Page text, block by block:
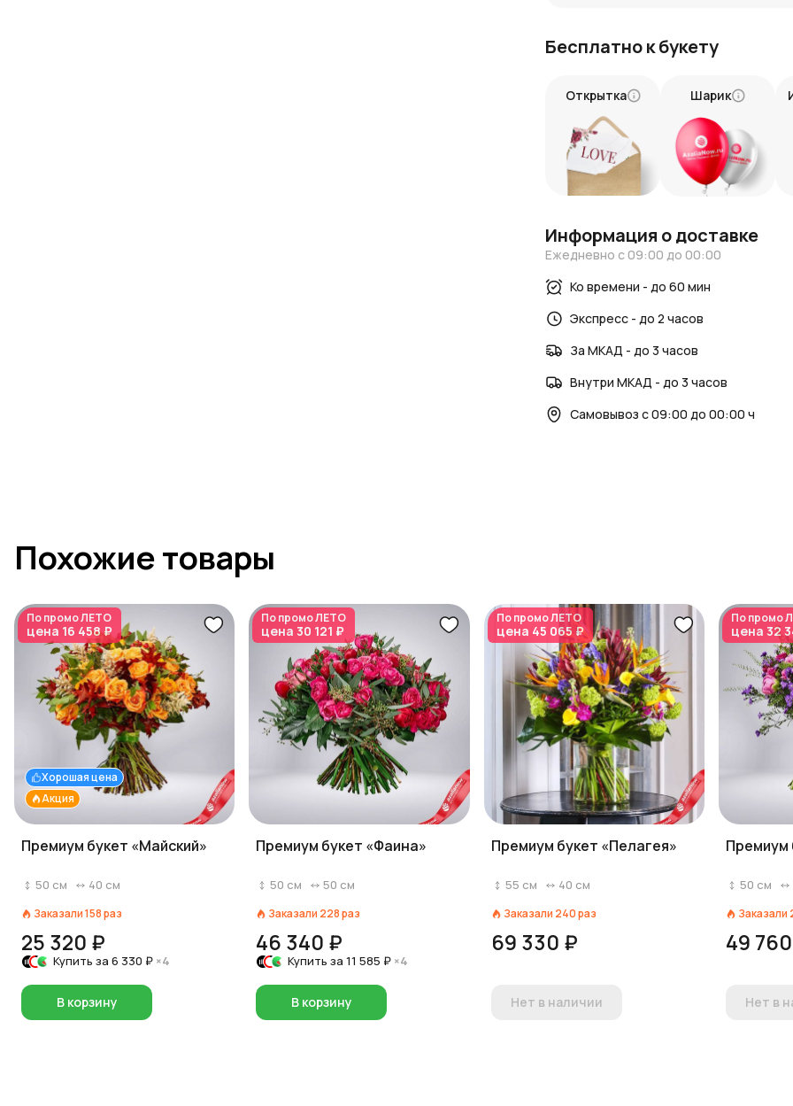
Элитная доставка:гарантируем
Премиум букет «Любовь» — это
на языке цветов. Закажите эту
короткие сроки, чтобы порадовать
Бесплатно к букету
Открытка Шарик
Информация о доставке
Ежедневно с 09:00 до 00:00
Ко времени - до 60 мин
Экспресс - до 2 часов
За МКАД - до 3 часов
Внутри МКАД - до 3 часов
Самовывоз с 09:00 до 00:00 ч
Похожие товары
По промоЛЕТО
цена 16 458 ₽
Акция
Хорошая цена
Премиум букет «Майский»
50 см 40 см
Заказали158раз
25 320 ₽
Купить за 6 330 ₽ ×4
В корзину
По промоЛЕТО
цена30 121 ₽
Премиум букет «Фаина»
50 см 50 см
Заказали 228раз
46 340 ₽
Купить за11 585 ₽ ×4
В корзину
По промоЛЕТО
цена 45 065 ₽
Премиум букет «Пелагея»
55 см 40 см
Заказали 240раз
69 330 ₽
Нет в наличии
По промо
цена32
Премиум
50 см
Заказали
49
Нет в